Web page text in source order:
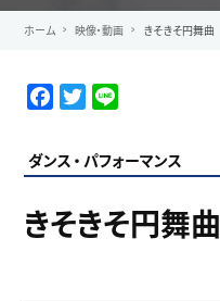
ホーム 映像・動画 きそきそ円舞曲
ダンス パフォーマンス
F
c
e
o
T
i
t
e
e
きそきそ円舞曲